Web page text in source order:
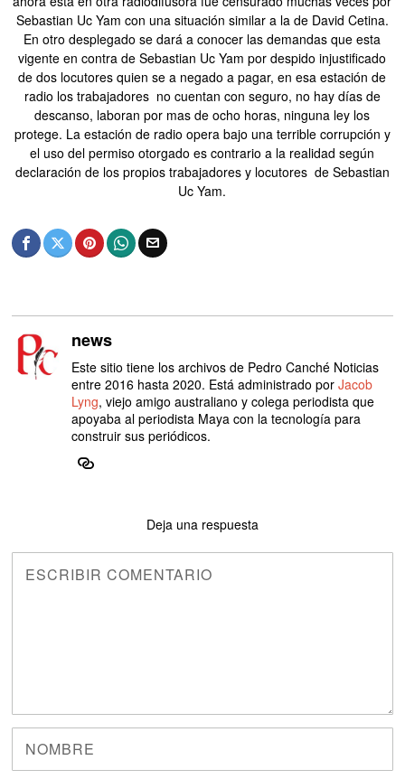
Sebastian Uc Yam con una situación similar a la de David Cetina.
En otro desplegado se dará a conocer las demandas que esta
vigente en contra de Sebastian Uc Yam por despido injustificado
de dos locutores quien se a negado a pagar, en esa estación de
radio los trabajadores no cuentan con seguro, no hay días de
descanso, laboran por mas de ocho horas, ninguna ley los
protege. La estación de radio opera bajo una terrible corrupción y
el uso del permiso otorgado es contrario a la realidad según
declaración de los propios trabajadores y locutores de Sebastian
Uc Yam.
news
Este sitio tiene los archivos de Pedro Canché Noticias
entre 2016 hasta 2020. Está administrado porJacob
Lyng, viejo amigo australiano y colega periodista que
apoyaba al periodista Maya con la tecnología para
construir sus periódicos.
Deja una respuesta